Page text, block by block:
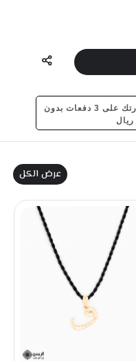
تمارا: قسم فاتورتك على 3 دفعات بدون
عرض الكل